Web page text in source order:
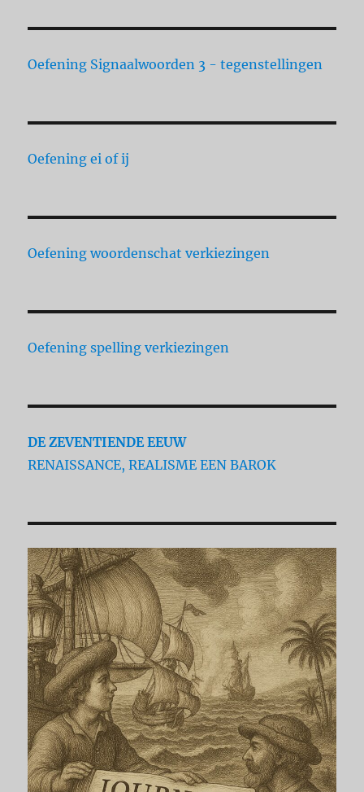
Oefening Signaalwoorden 3 - tegenstellingen
Oefening ei of ij
Oefening woordenschat verkiezingen
Oefening spelling verkiezingen
DE ZEVENTIENDE EEUW
RENAISSANCE, REALISME EEN BAROK